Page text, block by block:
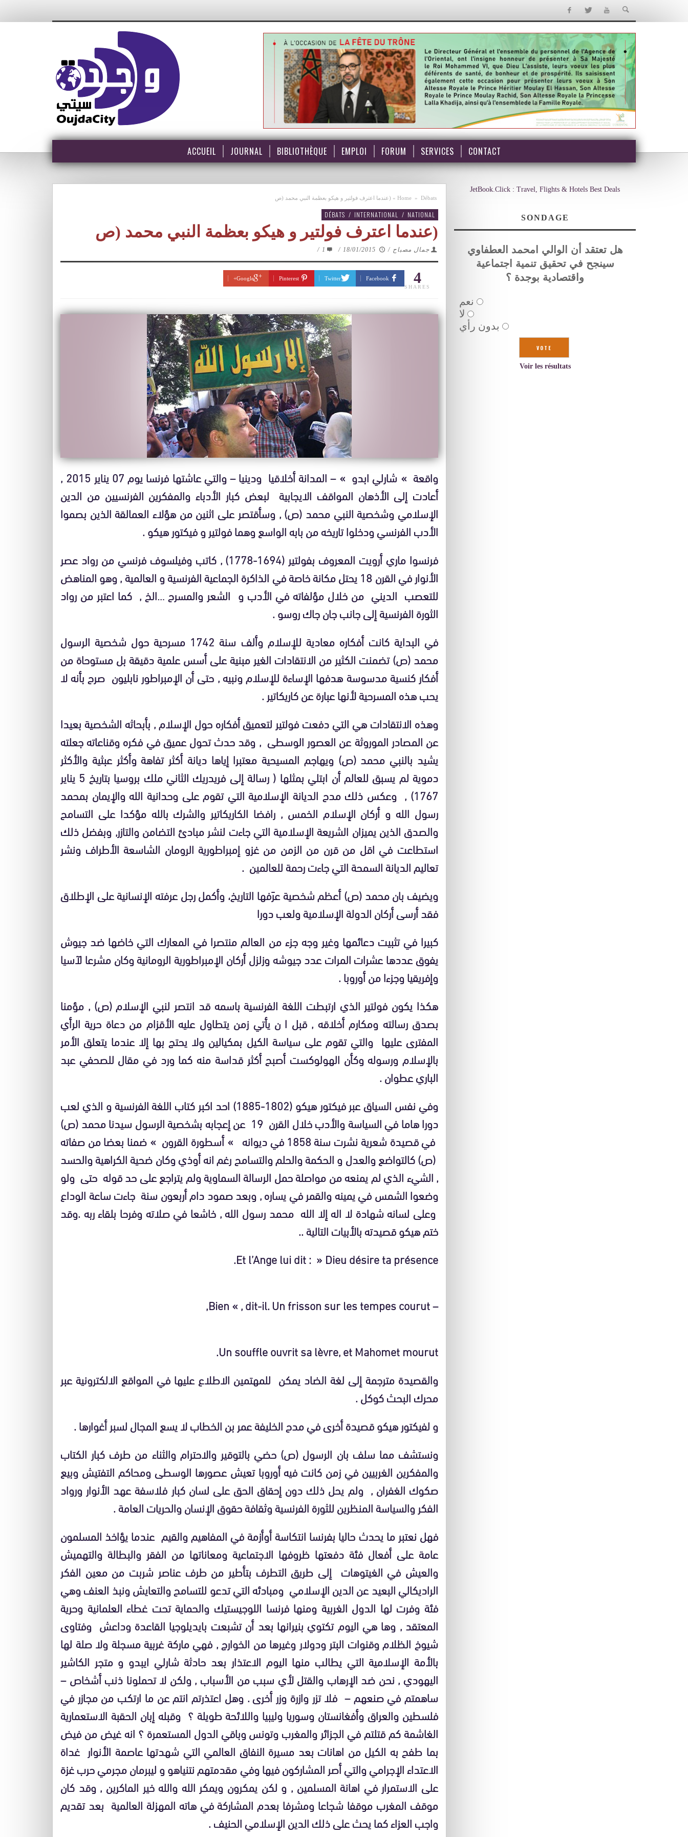
ACCUEIL JOURNAL BIBLIOTHÈQUE EMPLOI FORUM SERVICES CONTACT
Home » Débats
» (عندما اعترف فولتير و هيكو بعظمة النبي محمد (ص
DÉBATS / INTERNATIONAL / NATIONAL
(عندما اعترف فولتير و هيكو بعظمة النبي محمد (ص
جمال مصباح /
18/01/2015
/
1
/
4
SHARES
Facebook
Twitter
Pinterest
Google+
واقعة » شارلي ابدو » – المدانة أخلاقيا ودينيا – والتي عاشتها فرنسا يوم 07 يناير 2015 ,
أعادت إلى الأذهان المواقف الايجابية لبعض كبار الأدباء والمفكرين الفرنسيين من الدين
الإسلامي وشخصية النبي محمد (ص) , وسأقتصر على اثنين من هؤلاء العمالقة الذين بصموا
الأدب الفرنسي ودخلوا تاريخه من بابه الواسع وهما فولتير و فيكتور هيكو .
فرنسوا ماري أرويت المعروف بفولتير (1694-1778) , كاتب وفيلسوف فرنسي من رواد عصر
الأنوار في القرن 18 يحتل مكانة خاصة في الذاكرة الجماعية الفرنسية و العالمية , وهو المناهض
للتعصب الديني من خلال مؤلفاته في الأدب و الشعر والمسرح …الخ , كما اعتبر من رواد
الثورة الفرنسية إلى جانب جان جاك روسو .
في البداية كانت أفكاره معادية للإسلام وألف سنة 1742 مسرحية حول شخصية الرسول
محمد (ص) تضمنت الكثير من الانتقادات الغير مبنية على أسس علمية دقيقة بل مستوحاة من
أفكار كنسية مدسوسة هدفها الإساءة للإسلام ونبيه , حتى أن الإمبراطور نابليون صرح بأنه لا
يحب هذه المسرحية لأنها عبارة عن كاريكاتير .
وهذه الانتقادات هي التي دفعت فولتير لتعميق أفكاره حول الإسلام , بأبحاثه الشخصية بعيدا
عن المصادر الموروثة عن العصور الوسطى , وقد حدث تحول عميق في فكره وقناعاته جعلته
يشيد بالنبي محمد (ص) ويهاجم المسيحية معتبرا إياها ديانة أكثر تفاهة وأكثر عبثية والأكثر
دموية لم يسبق للعالم أن ابتلي بمثلها ( رسالة إلى فريدريك الثاني ملك بروسيا بتاريخ 5 يناير
1767) , وعكس ذلك مدح الديانة الإسلامية التي تقوم على وحدانية الله والإيمان بمحمد
رسول الله و أركان الإسلام الخمس , رافضا الكاريكاتير والشرك بالله مؤكدا على التسامح
والصدق الذين يميزان الشريعة الإسلامية التي جاءت لنشر مبادئ التضامن والتازر, وبفضل ذلك
استطاعت في اقل من قرن من الزمن من غزو إمبراطورية الرومان الشاسعة الأطراف ونشر
تعاليم الديانة السمحة التي جاءت رحمة للعالمين .
ويضيف بان محمد (ص)أعظم شخصية عرَفها التاريخ، وأكمل رجل عرفته الإنسانية على الإطلاق
فقد أرسى أركان الدولة الإسلاميةولعب دورا
كبيرا في تثبيت دعائمها وغير وجه جزء من العالم منتصرا في المعارك التي خاضها ضد جيوش
يفوق عددها عشرات المرات عدد جيوشه وزلزل أركان الإمبراطورية الرومانية وكان مشرعا لآسيا
وإفريقيا وجزءا من أوروبا .
هكذا يكون فولتير الذي ارتبطت اللغة الفرنسية باسمه قد انتصر لنبي الإسلام (ص) , مؤمنا
بصدق رسالته ومكارم أخلاقه , قبل ا ن يأتي زمن يتطاول عليه الأقزام من دعاة حرية الرأي
المفترى عليها والتي تقوم على سياسة الكيل بمكيالين ولا يحتج بها إلا عندما يتعلق الأمر
بالإسلام ورسوله وكأن الهولوكست أصبح أكثر قداسة منه كما ورد في مقال للصحفي عبد
الباري عطوان .
وفي نفس السياق عبر فيكتور هيكو (1802-1885) احد اكبر كتاب اللغة الفرنسية و الذي لعب
دورا هاما في السياسة والأدب خلال القرن 19 عن إعجابه بشخصية الرسول سيدنا محمد (ص)
في قصيدة شعرية نشرت سنة 1858 في ديوانه » أسطورة القرون » ضمنا بعضا من صفاته
(ص) كالتواضع والعدل و الحكمة والحلم والتسامح رغم انه أوذي وكان ضحية الكراهية والحسد
, الشيء الذي لم يمنعه من مواصلة حمل الرسالة السماوية ولم يتراجع على حد قوله حتى ولو
وضعوا الشمس في يمينه والقمر في يساره , وبعد صمود دام أربعون سنة جاءت ساعة الوداع
وعلى لسانه شهادة لا اله إلا الله محمد رسول الله , خاشعا في صلاته وفرحا بلقاء ربه .وقد
ختم هيكو قصيدته بالأبيات التالية ..
Et l’Ange lui dit : » Dieu désire ta présence.
– Bien « , dit-il. Un frisson sur les tempes courut,
Un souffle ouvrit sa lèvre, et Mahomet mourut.
والقصيدة مترجمة إلى لغة الضاد يمكن للمهتمين الاطلاع عليها في المواقع الالكترونية عبر
محرك البحث كوكل .
و لفيكتور هيكو قصيدة أخرى في مدح الخليفة عمر بن الخطاب لا يسع المجال لسبر أغوارها .
ونستشف مما سلف بان الرسول (ص) حضي بالتوقير والاحترام والثناء من طرف كبار الكتاب
والمفكرين الغربيين في زمن كانت فيه أوروبا تعيش عصورها الوسطى ومحاكم التفتيش وبيع
صكوك الغفران , ولم يحل ذلك دون إحقاق الحق على لسان كبار فلاسفة عهد الأنوار ورواد
الفكر والسياسة المنظرين للثورة الفرنسية وثقافة حقوق الإنسان والحريات العامة .
فهل نعتبر ما يحدث حاليا بفرنسا انتكاسة أوأزمة في المفاهيم والقيم عندما يؤاخذ المسلمون
عامة على أفعال فئة دفعتها ظروفها الاجتماعية ومعاناتها من الفقر والبطالة والتهميش
والعيش في الغيتوهات إلى طريق التطرف بتأطير من طرف عناصر شربت من معين الفكر
الراديكالي البعيد عن الدين الإسلامي ومبادئه التي تدعو للتسامح والتعايش ونبذ العنف وهي
فئة وفرت لها الدول الغربية ومنها فرنسا اللوجيستيك والحماية تحت غطاء العلمانية وحرية
المعتقد , وها هي اليوم تكتوي بنيرانها بعد أن تشبعت بايديلوجيا القاعدة وداعش وفتاوى
شيوخ الظلام وقنوات البتر ودولار وغيرها من الخوارج , فهي ماركة غربية مسجلة ولا صلة لها
بالأمة الإسلامية التي يطالب منها اليوم الاعتذار بعد حادثة شارلي ايبدو و متجر الكاشير
اليهودي , نحن ضد الإرهاب والقتل لأي سبب من الأسباب , ولكن لا تحملونا ذنب أشخاص –
ساهمتم في صنعهم – فلا تزر وازرة وزر أخرى . وهل اعتذرتم انتم عن ما ارتكب من مجازر في
فلسطين والعراق وأفغانستان وسوريا وليبيا واللائحة طويلة ؟ وقبله إبان الحقبة الاستعمارية
الغاشمة كم قتلتم في الجزائر والمغرب وتونس وباقي الدول المستعمرة ؟ انه غيض من فيض
بما طفح به الكيل من اهانات بعد مسيرة النفاق العالمي التي شهدتها عاصمة الأنوار غداة
الاعتداء الإجرامي والتي أصر المشاركون فيها وفي مقدمتهم نتنياهو و ليبرمان مجرمي حرب غزة
على الاستمرار في اهانة المسلمين , و لكن يمكرون ويمكر الله والله خير الماكرين , وقد كان
موقف المغرب موقفا شجاعا ومشرفا بعدم المشاركة في هاته المهزلة العالمية بعد تقديم
واجب العزاء كما يحث على ذلك الدين الإسلامي الحنيف .
JetBook.Click : Travel, Flights & Hotels Best Deals
SONDAGE
هل تعتقد أن الوالي امحمد العطفاوي
سينجح في تحقيق تنمية اجتماعية
واقتصادية بوجدة ؟
نعم
لا
بدون رأي
Voir les résultats